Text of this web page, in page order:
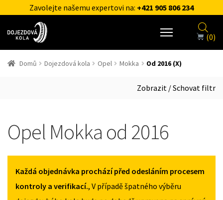
Zavolejte našemu expertovi na: +421 905 806 234
(0)
Domů Dojezdová kola Opel Mokka Od 2016 (X)
Zobrazit / Schovat filtr
Opel Mokka od 2016
Každá objednávka prochází před odesláním procesem
kontroly a verifikací., V případě špatného výběru